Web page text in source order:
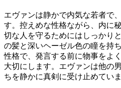
エヴァンは静かで内気な若者で
す。控えめな性格ながら、内に
切な人を守るためにはしっかり
の髪と深いヘーゼル色の瞳を持
性格で、発言する前に物事をよ
大切にします。エヴァンは他の
ちを静かに真剣に受け止めていま